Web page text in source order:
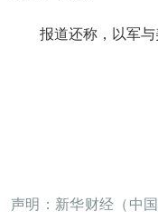
报道还称，以军与
声明：新华财经（中